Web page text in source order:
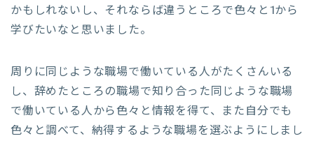
かもしれないし、それならば違うところで色々と1から
学びたいなと思いました。
周りに同じような職場で働いている人がたくさんいる
し、辞めたところの職場で知り合った同じような職場
で働いている人から色々と情報を得て、また自分でも
色々と調べて、納得するような職場を選ぶようにしまし